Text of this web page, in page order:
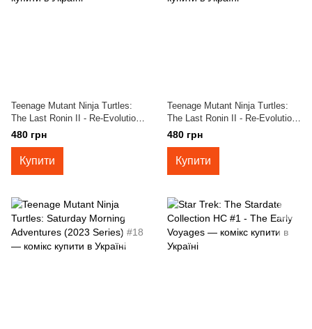
Teenage Mutant Ninja Turtles:
The Last Ronin II - Re-Evolution
#3B
480 грн
Купити
Teenage Mutant Ninja Turtles:
The Last Ronin II - Re-Evolution
#3A
480 грн
Купити